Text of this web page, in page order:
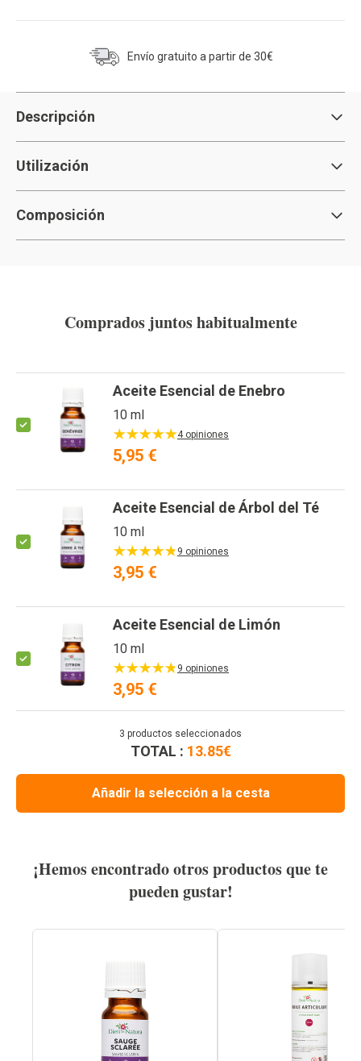
Envío gratuito a partir de 30€
Descripción
Utilización
Composición
Comprados juntos habitualmente
Aceite Esencial de Enebro
10 ml
4 opiniones
5,95 €
Aceite Esencial de Árbol del Té
10 ml
9 opiniones
3,95 €
Aceite Esencial de Limón
10 ml
9 opiniones
3,95 €
3 productos seleccionados
TOTAL : 13.85€
Añadir la selección a la cesta
¡Hemos encontrado otros productos que te
pueden gustar!